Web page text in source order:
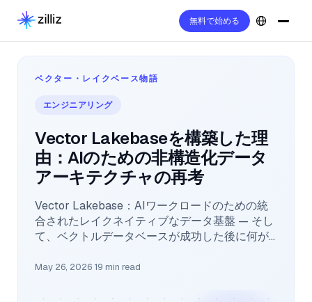
無料で始める
ベクター・レイクベース物語
エンジニアリング
Vector Lakebaseを構築した理
由：AIのための非構造化データ
アーキテクチャの再考
Vector Lakebase：AIワークロードのための統
合されたレイクネイティブなデータ基盤 — そし
て、ベクトルデータベースが成功した後に何が
May 26, 2026·19 min read